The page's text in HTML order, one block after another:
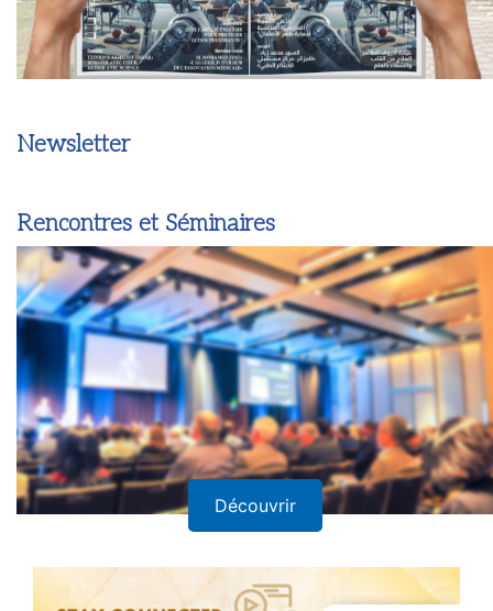
Newsletter
Rencontres et Séminaires
Découvrir